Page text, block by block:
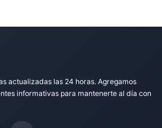
actualizadas las 24 horas. Agregamos
informativas para mantenerte al día con